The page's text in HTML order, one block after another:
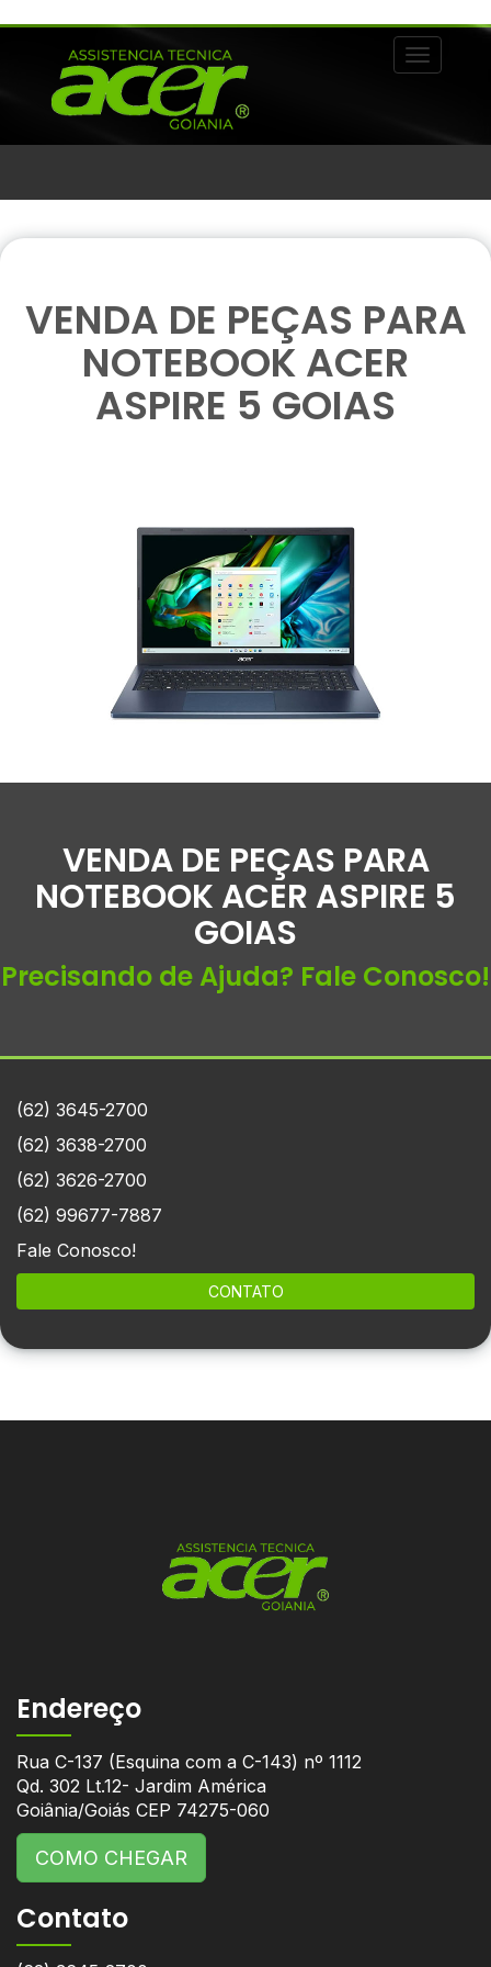
Alternar
VENDA DE PEÇAS PARA
NOTEBOOK ACER
ASPIRE 5 GOIAS
VENDA DE PEÇAS PARA
NOTEBOOK ACER ASPIRE 5
GOIAS
Precisando de Ajuda? Fale Conosco!
(62) 3645-2700
(62) 3638-2700
(62) 3626-2700
(62) 99677-7887
Fale Conosco!
CONTATO
Endereço
Rua C-137 (Esquina com a C-143) nº 1112
Qd. 302 Lt.12- Jardim América
Goiânia/Goiás CEP 74275-060
COMO CHEGAR
Contato